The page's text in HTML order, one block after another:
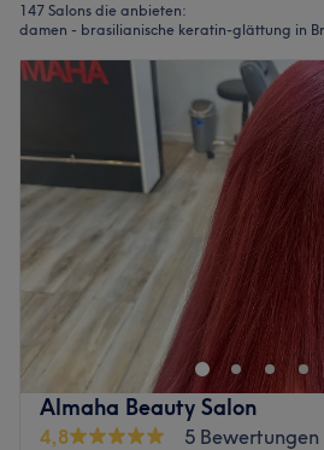
147 Salons die anbieten:
damen - brasilianische keratin-glättung in
Almaha Beauty Salon
4,8
5 Bewertungen